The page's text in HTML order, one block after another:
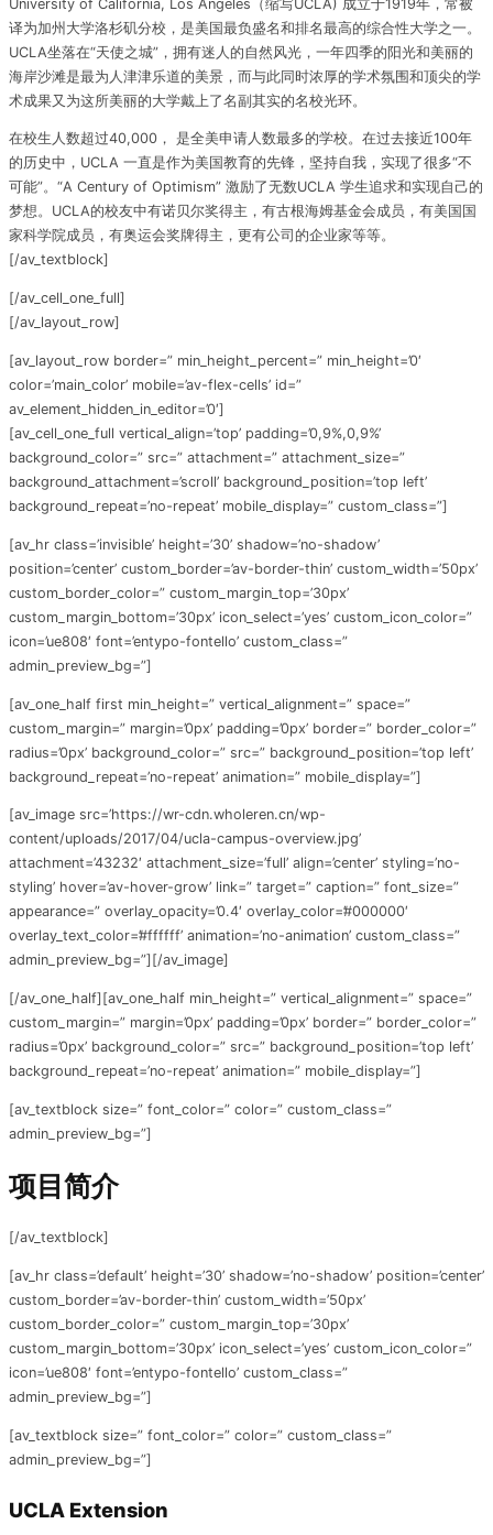
University of California, Los Angeles（缩写UCLA) 成立于1919年，常被
译为加州大学洛杉矶分校，是美国最负盛名和排名最高的综合性大学之一。
UCLA坐落在“天使之城”，拥有迷人的自然风光，一年四季的阳光和美丽的
海岸沙滩是最为人津津乐道的美景，而与此同时浓厚的学术氛围和顶尖的学
术成果又为这所美丽的大学戴上了名副其实的名校光环。
在校生人数超过40,000， 是全美申请人数最多的学校。在过去接近100年
的历史中，UCLA 一直是作为美国教育的先锋，坚持自我，实现了很多“不
可能”。“A Century of Optimism” 激励了无数UCLA 学生追求和实现自己的
梦想。UCLA的校友中有诺贝尔奖得主，有古根海姆基金会成员，有美国国
家科学院成员，有奥运会奖牌得主，更有公司的企业家等等。
[/av_textblock]
[/av_cell_one_full]
[/av_layout_row]
[av_layout_row border=” min_height_percent=” min_height=’0′
color=’main_color’ mobile=’av-flex-cells’ id=”
av_element_hidden_in_editor=’0′]
[av_cell_one_full vertical_align=’top’ padding=’0,9%,0,9%’
background_color=” src=” attachment=” attachment_size=”
background_attachment=’scroll’ background_position=’top left’
background_repeat=’no-repeat’ mobile_display=” custom_class=”]
[av_hr class=’invisible’ height=’30’ shadow=’no-shadow’
position=’center’ custom_border=’av-border-thin’ custom_width=’50px’
custom_border_color=” custom_margin_top=’30px’
custom_margin_bottom=’30px’ icon_select=’yes’ custom_icon_color=”
icon=’ue808′ font=’entypo-fontello’ custom_class=”
admin_preview_bg=”]
[av_one_half first min_height=” vertical_alignment=” space=”
custom_margin=” margin=’0px’ padding=’0px’ border=” border_color=”
radius=’0px’ background_color=” src=” background_position=’top left’
background_repeat=’no-repeat’ animation=” mobile_display=”]
[av_image src=’https://wr-cdn.wholeren.cn/wp-
content/uploads/2017/04/ucla-campus-overview.jpg’
attachment=’43232′ attachment_size=’full’ align=’center’ styling=’no-
styling’ hover=’av-hover-grow’ link=” target=” caption=” font_size=”
appearance=” overlay_opacity=’0.4′ overlay_color=’#000000′
overlay_text_color=’#ffffff’ animation=’no-animation’ custom_class=”
admin_preview_bg=”][/av_image]
[/av_one_half][av_one_half min_height=” vertical_alignment=” space=”
custom_margin=” margin=’0px’ padding=’0px’ border=” border_color=”
radius=’0px’ background_color=” src=” background_position=’top left’
background_repeat=’no-repeat’ animation=” mobile_display=”]
[av_textblock size=” font_color=” color=” custom_class=”
admin_preview_bg=”]
项目简介
[/av_textblock]
[av_hr class=’default’ height=’30’ shadow=’no-shadow’ position=’center’
custom_border=’av-border-thin’ custom_width=’50px’
custom_border_color=” custom_margin_top=’30px’
custom_margin_bottom=’30px’ icon_select=’yes’ custom_icon_color=”
icon=’ue808′ font=’entypo-fontello’ custom_class=”
admin_preview_bg=”]
[av_textblock size=” font_color=” color=” custom_class=”
admin_preview_bg=”]
UCLA Extension